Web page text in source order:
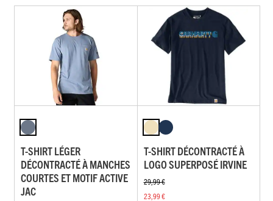
T-SHIRT LÉGER
DÉCONTRACTÉ À MANCHES
COURTES ET MOTIF ACTIVE
JAC
T-SHIRT DÉCONTRACTÉ À
LOGO SUPERPOSÉ IRVINE
29,99 €
23,99 €